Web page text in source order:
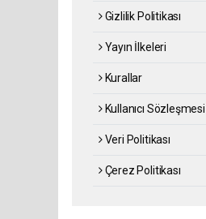
Gizlilik Politikası
Yayın İlkeleri
Kurallar
Kullanıcı Sözleşmesi
Veri Politikası
Çerez Politikası